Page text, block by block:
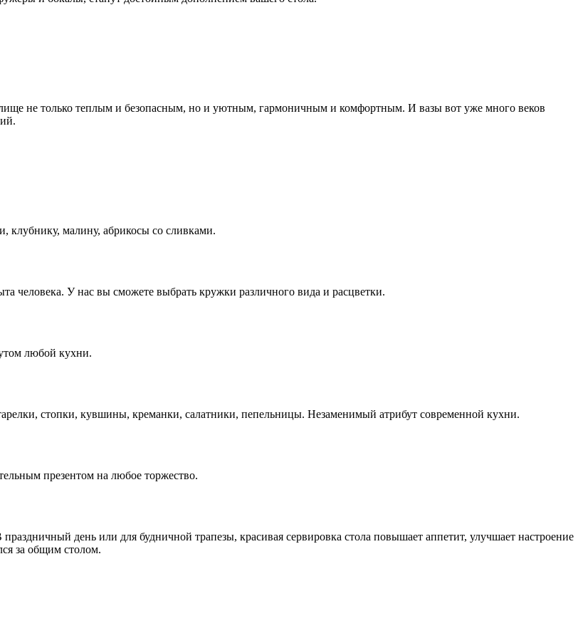
не только теплым и безопасным, но и уютным, гармоничным и комфортным. И вазы вот уже много веков
клубнику, малину, абрикосы со сливками.
человека. У нас вы сможете выбрать кружки различного вида и расцветки.
любой кухни.
стопки, кувшины, креманки, салатники, пепельницы. Незаменимый атрибут современной кухни.
презентом на любое торжество.
день или для будничной трапезы, красивая сервировка стола повышает аппетит, улучшает настроение
за общим столом.